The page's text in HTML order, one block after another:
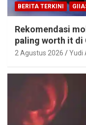
BERITA TERKINI
Rekomendasi
paling worth it di
2 Agustus 2026 Yudi